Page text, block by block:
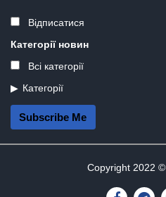
Відписатися
Категорії новин
Всі категорії
Категорії
Subscribe Me
Copyright 2022 ©